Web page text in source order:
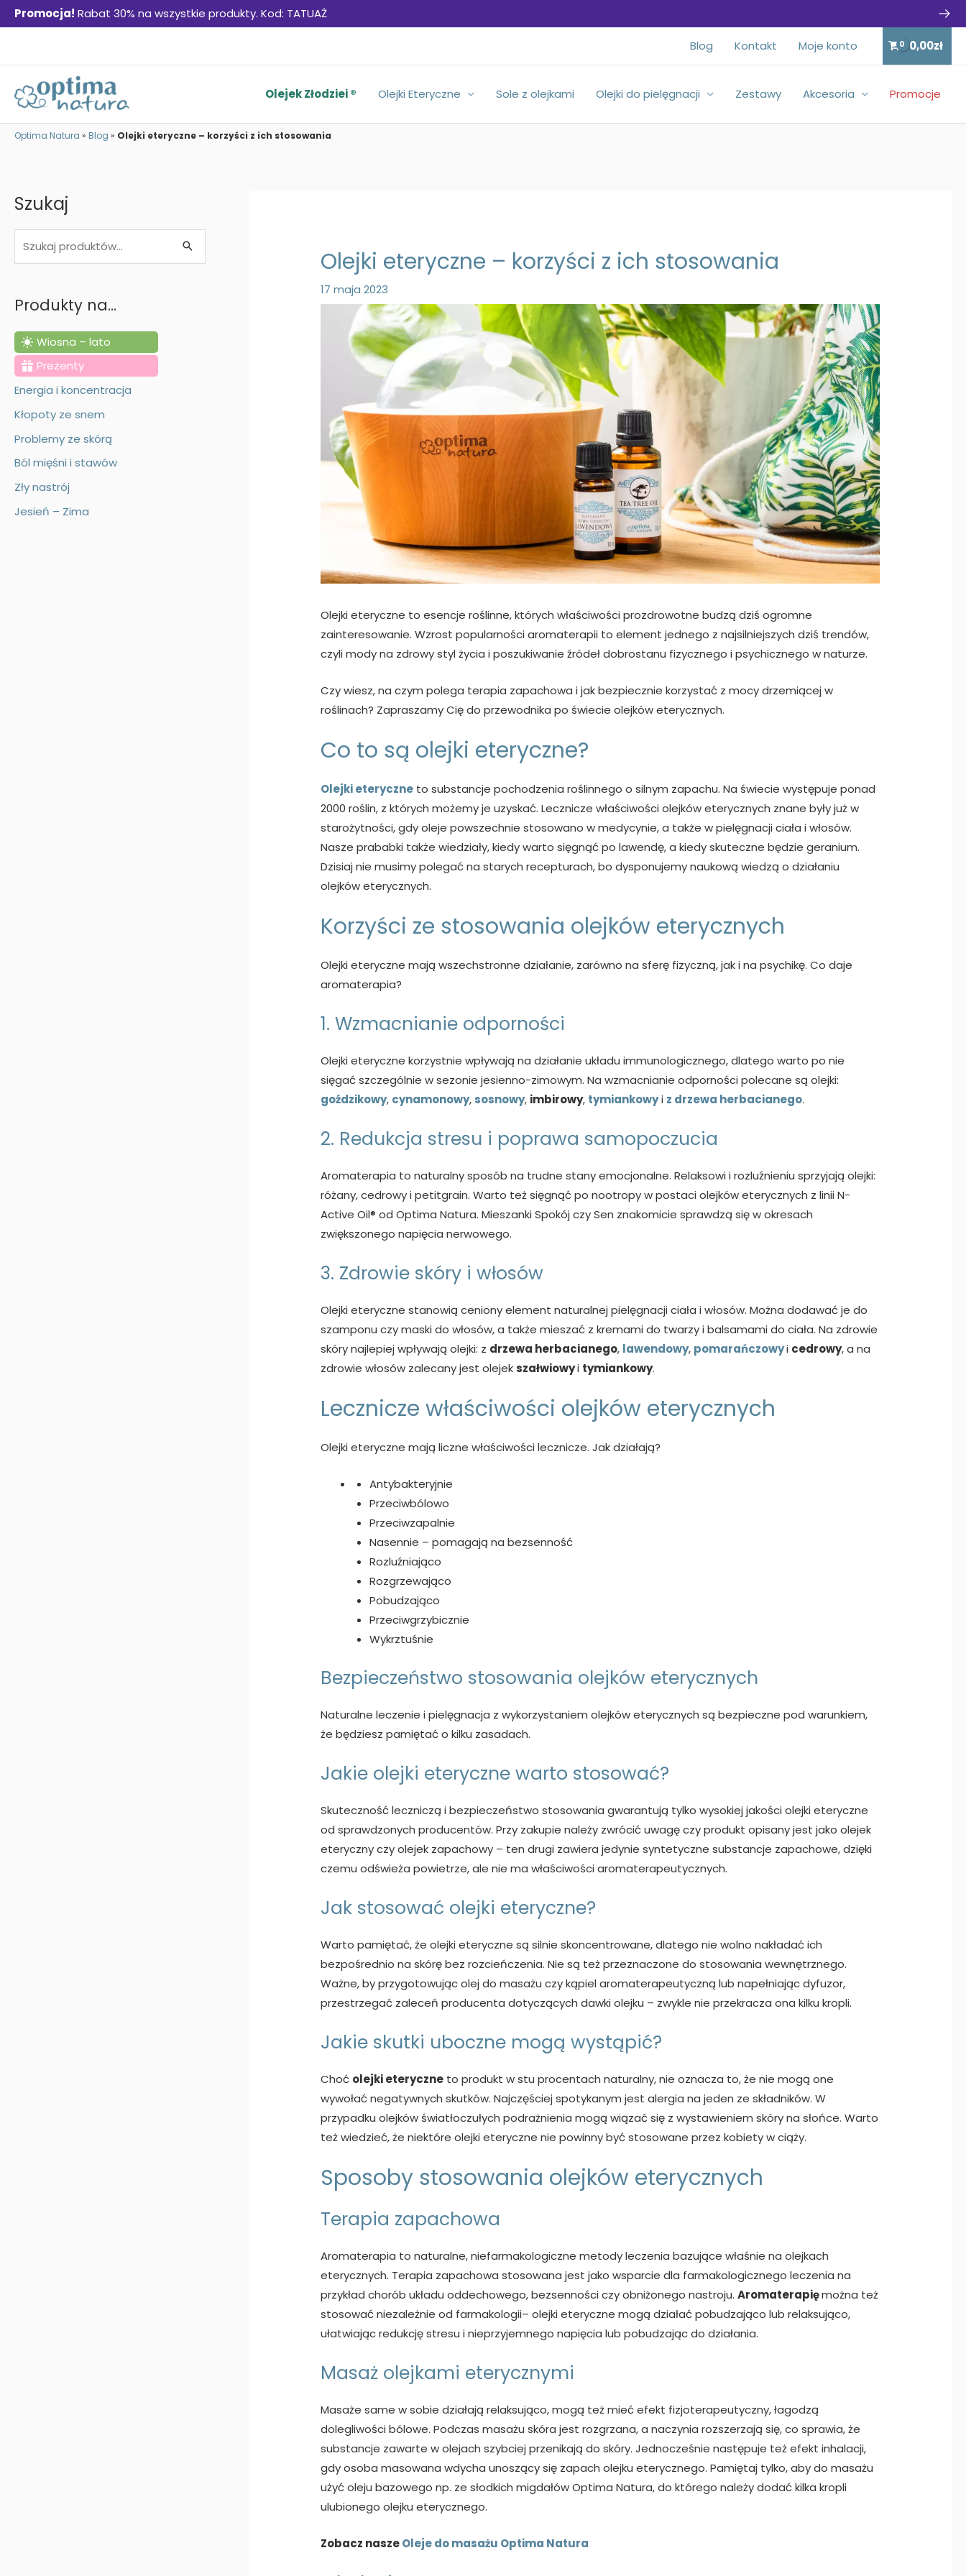
Promocja! Rabat 30% na wszystkie produkty. Kod: TATUAŻ
Blog Kontakt Moje konto 0,00zł
Olejek Złodziei ® Olejki Eteryczne Sole z olejkami Olejki do pielęgnacji Zestawy Akcesoria Promocje
Optima Natura » Blog » Olejki eteryczne – korzyści z ich stosowania
Szukaj
z
k
j
Produkty na…
Wiosna – lato
Prezenty
Energia i koncentracja
Kłopoty ze snem
Problemy ze skórą
Ból mięśni i stawów
Zły nastrój
Jesień – Zima
Olejki eteryczne – korzyści z ich stosowania
17 maja 2023
Olejki eteryczne to esencje roślinne, których właściwości prozdrowotne budzą dziś ogromne
zainteresowanie. Wzrost popularności aromaterapii to element jednego z najsilniejszych dziś trendów,
czyli mody na zdrowy styl życia i poszukiwanie źródeł dobrostanu fizycznego i psychicznego w naturze.
Czy wiesz, na czym polega terapia zapachowa i jak bezpiecznie korzystać z mocy drzemiącej w
roślinach? Zapraszamy Cię do przewodnika po świecie olejków eterycznych.
Co to są olejki eteryczne?
Olejki eteryczne to substancje pochodzenia roślinnego o silnym zapachu. Na świecie występuje ponad
2000 roślin, z których możemy je uzyskać. Lecznicze właściwości olejków eterycznych znane były już w
starożytności, gdy oleje powszechnie stosowano w medycynie, a także w pielęgnacji ciała i włosów.
Nasze prababki także wiedziały, kiedy warto sięgnąć po lawendę, a kiedy skuteczne będzie geranium.
Dzisiaj nie musimy polegać na starych recepturach, bo dysponujemy naukową wiedzą o działaniu
olejków eterycznych.
Korzyści ze stosowania olejków eterycznych
Olejki eteryczne mają wszechstronne działanie, zarówno na sferę fizyczną, jak i na psychikę. Co daje
aromaterapia?
1. Wzmacnianie odporności
Olejki eteryczne korzystnie wpływają na działanie układu immunologicznego, dlatego warto po nie
sięgać szczególnie w sezonie jesienno-zimowym. Na wzmacnianie odporności polecane są olejki:
goździkowy, cynamonowy, sosnowy, imbirowy, tymiankowyi z drzewa herbacianego.
2. Redukcja stresu i poprawa samopoczucia
Aromaterapia to naturalny sposób na trudne stany emocjonalne. Relaksowi i rozluźnieniu sprzyjają olejki:
różany, cedrowy i petitgrain. Warto też sięgnąć po nootropy w postaci olejków eterycznych z linii N-
Active Oil® od Optima Natura. Mieszanki Spokój czy Sen znakomicie sprawdzą się w okresach
zwiększonego napięcia nerwowego.
3. Zdrowie skóry i włosów
Olejki eteryczne stanowią ceniony element naturalnej pielęgnacji ciała i włosów. Można dodawać je do
szamponu czy maski do włosów, a także mieszać z kremami do twarzy i balsamami do ciała. Na zdrowie
skóry najlepiej wpływają olejki: z drzewa herbacianego, lawendowy, pomarańczowyi cedrowy, a na
zdrowie włosów zalecany jest olejekszałwiowyi tymiankowy.
Lecznicze właściwości olejków eterycznych
Olejki eteryczne mają liczne właściwości lecznicze. Jak działają?
Antybakteryjnie
Przeciwbólowo
Przeciwzapalnie
Nasennie – pomagają na bezsenność
Rozluźniająco
Rozgrzewająco
Pobudzająco
Przeciwgrzybicznie
Wykrztuśnie
Bezpieczeństwo stosowania olejków eterycznych
Naturalne leczenie i pielęgnacja z wykorzystaniem olejków eterycznych są bezpieczne pod warunkiem,
że będziesz pamiętać o kilku zasadach.
Jakie olejki eteryczne warto stosować?
Skuteczność leczniczą i bezpieczeństwo stosowania gwarantują tylko wysokiej jakości olejki eteryczne
od sprawdzonych producentów. Przy zakupie należy zwrócić uwagę czy produkt opisany jest jako olejek
eteryczny czy olejek zapachowy – ten drugi zawiera jedynie syntetyczne substancje zapachowe, dzięki
czemu odświeża powietrze, ale nie ma właściwości aromaterapeutycznych.
Jak stosować olejki eteryczne?
Warto pamiętać, że olejki eteryczne są silnie skoncentrowane, dlatego nie wolno nakładać ich
bezpośrednio na skórę bez rozcieńczenia. Nie są też przeznaczone do stosowania wewnętrznego.
Ważne, by przygotowując olej do masażu czy kąpiel aromaterapeutyczną lub napełniając dyfuzor,
przestrzegać zaleceń producenta dotyczących dawki olejku – zwykle nie przekracza ona kilku kropli.
Jakie skutki uboczne mogą wystąpić?
Choć olejki eteryczne to produkt w stu procentach naturalny, nie oznacza to, że nie mogą one
wywołać negatywnych skutków. Najczęściej spotykanym jest alergia na jeden ze składników. W
przypadku olejków światłoczułych podrażnienia mogą wiązać się z wystawieniem skóry na słońce. Warto
też wiedzieć, że niektóre olejki eteryczne nie powinny być stosowane przez kobiety w ciąży.
Sposoby stosowania olejków eterycznych
Terapia zapachowa
Aromaterapia to naturalne, niefarmakologiczne metody leczenia bazujące właśnie na olejkach
eterycznych. Terapia zapachowa stosowana jest jako wsparcie dla farmakologicznego leczenia na
przykład chorób układu oddechowego, bezsenności czy obniżonego nastroju.Aromaterapięmożna też
stosować niezależnie od farmakologii– olejki eteryczne mogą działać pobudzająco lub relaksująco,
ułatwiając redukcję stresu i nieprzyjemnego napięcia lub pobudzając do działania.
Masaż olejkami eterycznymi
Masaże same w sobie działają relaksująco, mogą też mieć efekt fizjoterapeutyczny, łagodzą
dolegliwości bólowe. Podczas masażu skóra jest rozgrzana, a naczynia rozszerzają się, co sprawia, że
substancje zawarte w olejach szybciej przenikają do skóry. Jednocześnie następuje też efekt inhalacji,
gdy osoba masowana wdycha unoszący się zapach olejku eterycznego. Pamiętaj tylko, aby do masażu
użyć oleju bazowego np. ze słodkich migdałów Optima Natura, do którego należy dodać kilka kropli
ulubionego olejku eterycznego.
Zobacz naszeOleje do masażu Optima Natura